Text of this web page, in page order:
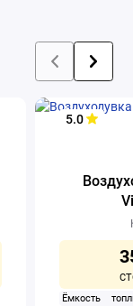
5.0
Ёмкость